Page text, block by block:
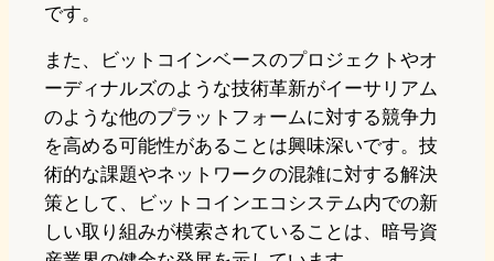
です。
また、ビットコインベースのプロジェクトやオ
ーディナルズのような技術革新がイーサリアム
のような他のプラットフォームに対する競争力
を高める可能性があることは興味深いです。技
術的な課題やネットワークの混雑に対する解決
策として、ビットコインエコシステム内での新
しい取り組みが模索されていることは、暗号資